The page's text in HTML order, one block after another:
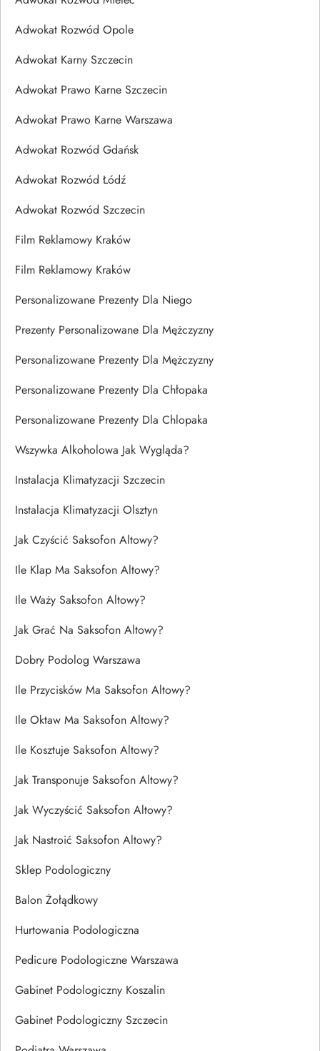
Adwokat Rozwód Opole
Adwokat Karny Szczecin
Adwokat Prawo Karne Szczecin
Adwokat Prawo Karne Warszawa
Adwokat Rozwód Gdańsk
Adwokat Rozwód Łódź
Adwokat Rozwód Szczecin
Film Reklamowy Kraków
Film Reklamowy Kraków
Personalizowane Prezenty Dla Niego
Prezenty Personalizowane Dla Mężczyzny
Personalizowane Prezenty Dla Mężczyzny
Personalizowane Prezenty Dla Chłopaka
Personalizowane Prezenty Dla Chlopaka
Wszywka Alkoholowa Jak Wygląda?
Instalacja Klimatyzacji Szczecin
Instalacja Klimatyzacji Olsztyn
Jak Czyścić Saksofon Altowy?
Ile Klap Ma Saksofon Altowy?
Ile Waży Saksofon Altowy?
Jak Grać Na Saksofon Altowy?
Dobry Podolog Warszawa
Ile Przycisków Ma Saksofon Altowy?
Ile Oktaw Ma Saksofon Altowy?
Ile Kosztuje Saksofon Altowy?
Jak Transponuje Saksofon Altowy?
Jak Wyczyścić Saksofon Altowy?
Jak Nastroić Saksofon Altowy?
Sklep Podologiczny
Balon Żołądkowy
Hurtowania Podologiczna
Pedicure Podologiczne Warszawa
Gabinet Podologiczny Koszalin
Gabinet Podologiczny Szczecin